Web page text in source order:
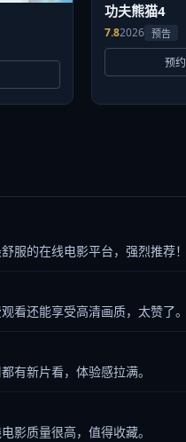
功夫熊猫4
7.82026 预告
预约
服的在线电影平台，强烈推荐！
看还能享受高清画质，太赞了。
有新片看，体验感拉满。
影质量很高，值得收藏。